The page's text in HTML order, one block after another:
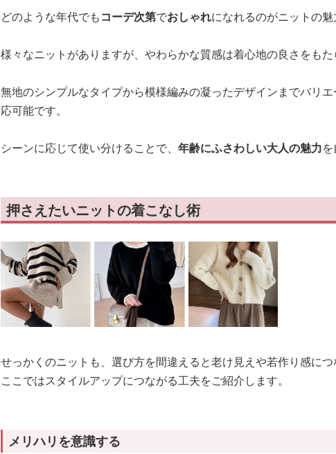
どのような年代でもコーデ次第でおしゃれになれるのがニットの魅
様々なニットがありますが、やわらかな質感は着心地の良さをも
無地のシンプルなタイプから模様編みの凝ったデザインまでバリ
応可能です。
シーンに応じて使い分けることで、 年齢にふさわしい大人の魅力
押さえたいニットの着こなし術
せっかくのニットも、選び方を間違えると老け見えや若作り感につ
ここではスタイルアップにつながる工夫をご紹介します。
メリハリを意識する